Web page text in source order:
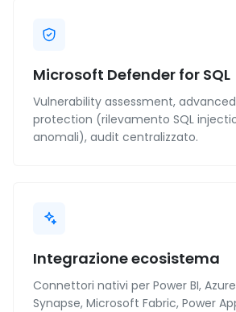
Microsoft Defender for SQL
Vulnerability assessment,
protection (rilevamento SQL
anomali), audit centralizzato.
Integrazione ecosistema
Connettori nativi per Power BI,
Synapse, Microsoft Fabric, Power